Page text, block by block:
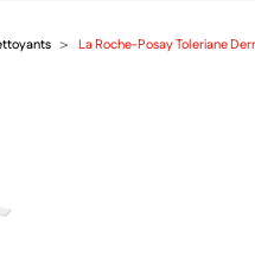
La Roche-Posay Toleriane